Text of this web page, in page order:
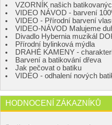
VZORNÍK našich
VIDEO NÁVOD - barvení
VIDEO - Přírodní barvení
VIDEO-NÁVOD Malujeme
Divadlo Hybernia muzikál
Přírodní bylinková mýdla
DRAHÉ KAMENY -
Barvení a batikování dřeva
Jak pečovat o batiku
VIDEO - odhalení nových
HODNOCENÍ ZÁKAZNÍKŮ